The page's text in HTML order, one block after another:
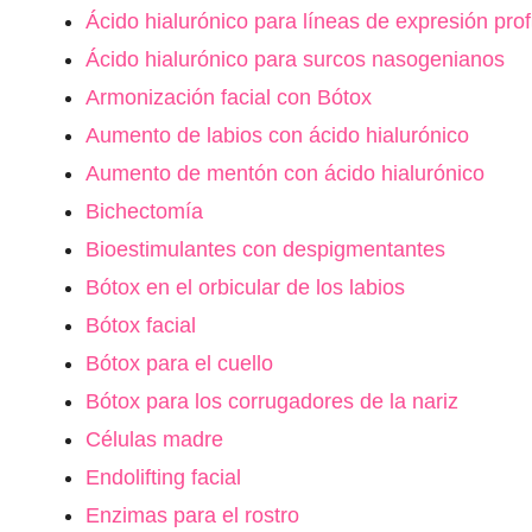
Ácido hialurónico para líneas de expresión
Ácido hialurónico para surcos nasogenianos
Armonización facial con Bótox
Aumento de labios con ácido hialurónico
Aumento de mentón con ácido hialurónico
Bichectomía
Bioestimulantes con despigmentantes
Bótox en el orbicular de los labios
Bótox facial
Bótox para el cuello
Bótox para los corrugadores de la nariz
Células madre
Endolifting facial
Enzimas para el rostro